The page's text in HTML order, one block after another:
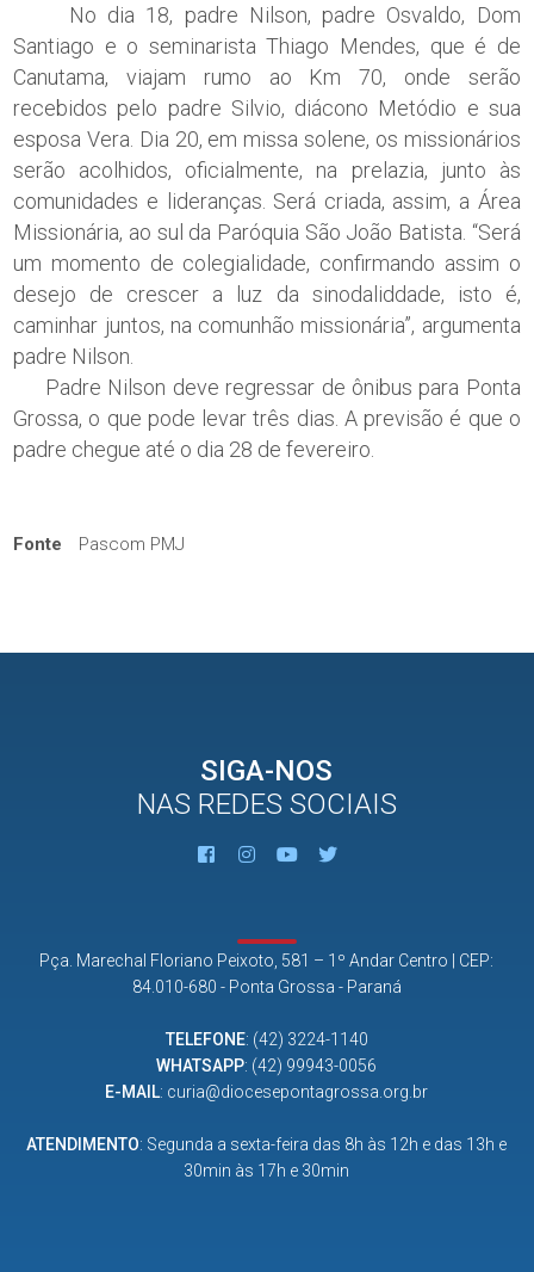
No dia 18, padre Nilson, padre Osvaldo, Dom
Santiago e o seminarista Thiago Mendes, que é de
Canutama, viajam rumo ao Km 70, onde serão
recebidos pelo padre Silvio, diácono Metódio e sua
esposa Vera. Dia 20, em missa solene, os missionários
serão acolhidos, oficialmente, na prelazia, junto às
comunidades e lideranças. Será criada, assim, a Área
Missionária, ao sul da Paróquia São João Batista. “Será
um momento de colegialidade, confirmando assim o
desejo de crescer a luz da sinodaliddade, isto é,
caminhar juntos, na comunhão missionária”, argumenta
padre Nilson.
Padre Nilson deve regressar de ônibus para Ponta
Grossa, o que pode levar três dias. A previsão é que o
padre chegue até o dia 28 de fevereiro.
Fonte Pascom PMJ
SIGA-NOS
NAS REDES SOCIAIS
Pça. Marechal Floriano Peixoto, 581 – 1º Andar Centro | CEP:
84.010-680 - Ponta Grossa - Paraná
TELEFONE: (42) 3224-1140
WHATSAPP: (42) 99943-0056
E-MAIL: curia@diocesepontagrossa.org.br
ATENDIMENTO: Segunda a sexta-feira das 8h às 12h e das 13h e
30min às 17h e 30min